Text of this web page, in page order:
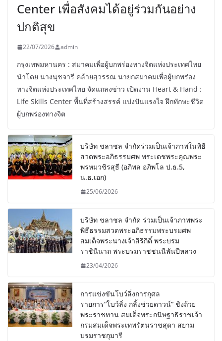
Center เพื่อสังคมได้อยู่ร่วมกันอย่าง
ปกติสุข
22/07/2026 admin
กรุงเทพมหานคร : สมาคมเพื่อผู้บกพร่องทางจิตแห่งประเทศไทย
นำโดย นางนุชจารี คล้ายสุวรรณ นายกสมาคมเพื่อผู้บกพร่อง
ทางจิตแห่งประเทศไทย จัดแถลงข่าว เปิดงาน Heart & Hand :
Life Skills Center พื้นที่สร้างสรรค์ แบ่งปันแรงใจ ฝึกทักษะชีวิต
ผู้บกพร่องทางจิต
บริษัท ชลาชล จำกัดร่วมเป็นเจ้าภาพในพิธี
สวดพระอภิธรรมศพ พระเดชพระคุณพระ
พรหมวชิรสุธี (อภิพล อภิพโล ป.ธ.5,
น.ธ.เอก)
25/06/2026
บริษัท ชลาชล จำกัด ร่วมเป็นเจ้าภาพพระ
พิธีธรรมสวดพระอภิธรรมพระบรมศพ
สมเด็จพระนางเจ้าสิริกิติ์ พระบรม
ราชินีนาถ พระบรมราชชนนีพันปีหลวง
23/04/2026
การแข่งขันโบว์ลิ่งการกุศล
รายการ“โบว์ลิ่ง กลิ้งช่วยดาวน์” ชิงถ้วย
พระราชทาน สมเด็จพระกนิษฐาธิราชเจ้า
กรมสมเด็จพระเทพรัตนราชสุดา สยาม
บรมราชกุมารี